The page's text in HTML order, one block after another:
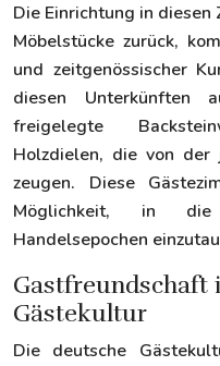
Die Einrichtung in
Möbelstücke zurück,
und zeitgenössischer
diesen Unterkünften
freigelegte
Holzdielen, die von der
zeugen. Diese
Möglichkeit, in die
Handelsepochen
Gastfreundschaft
Gästekultur
Die deutsche